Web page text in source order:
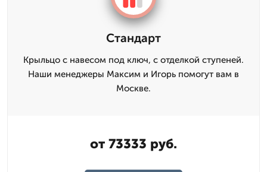
Стандарт
Крыльцо с навесом под ключ, с отделкой ступеней.
Наши менеджеры Максим и Игорь помогут вам в
Москве.
от 73333 руб.